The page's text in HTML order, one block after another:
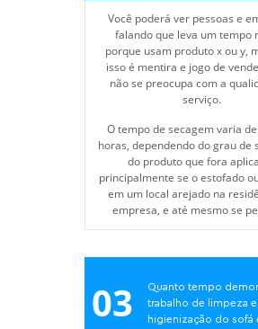
Você poderá ver pessoas e
falando que leva um tempo
porque usam produto x ou y,
isso é mentira e jogo de
não se preocupa com a
serviço.
O tempo de secagem varia
horas, dependendo do grau de
do produto que fora
principalmente se o estofado
em um local arejado na
empresa, e até mesmo se
03
Quanto tempo
trabalho de limpeza e
higienização do sofá